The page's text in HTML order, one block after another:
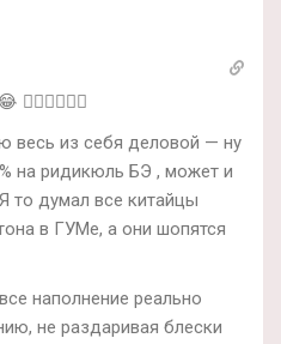
весь из себя деловой — ну
на ридикюль БЭ , может и
то думал все китайцы
в ГУМе, а они шопятся
наполнение реально
не раздаривая блески